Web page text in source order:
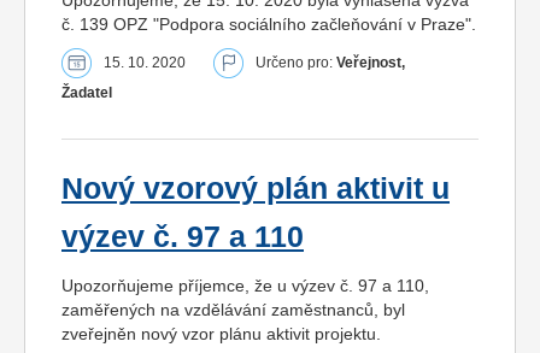
č. 139 OPZ "Podpora sociálního začleňování v Praze".
15. 10. 2020 Určeno pro: Veřejnost,
Žadatel
Nový vzorový plán aktivit u
výzev č. 97 a 110
Upozorňujeme příjemce, že u výzev č. 97 a 110,
zaměřených na vzdělávání zaměstnanců, byl
zveřejněn nový vzor plánu aktivit projektu.